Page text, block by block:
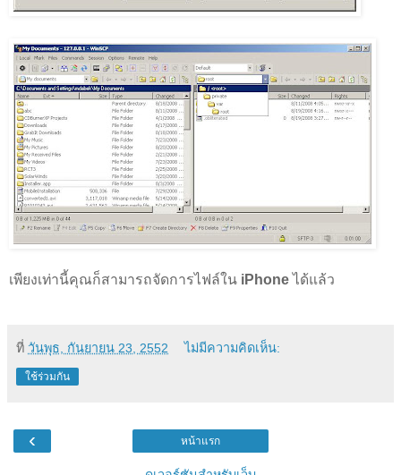
เพียงเท่านี้คุณก็สามารถจัดการไฟล์ใน iPhoneได้แล้ว
ที่ วันพุธ, กันยายน 23, 2552 ไม่มีความคิดเห็น:
ใช้ร่วมกัน
‹ หน้าแรก